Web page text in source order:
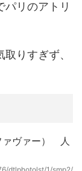
パリのアトリ
りすぎず、